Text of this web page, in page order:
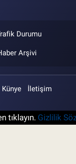
Durumu
Arşivi
Künye İletişim
tıklayın. Gizlilik